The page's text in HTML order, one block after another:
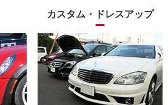
カスタム・ドレスアップ